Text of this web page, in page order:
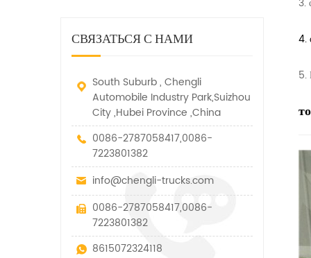
транспортные средства.
специальных транспортных
средств, которые допускаются
параметров этого вида
вытягивание и подъем тяги.
СВЯЗАТЬСЯ С НАМИ
South Suburb , Chengli
Automobile Industry Park,Suizhou
City ,Hubei Province ,China
0086-2787058417,0086-
7223801382
info@chengli-trucks.com
0086-2787058417,0086-
7223801382
8615072324118
4.
5.